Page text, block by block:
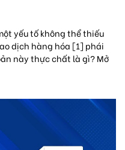
yếu tố không thể thiếu
dịch hàng hóa [1] phái
này thực chất là gì? Mở